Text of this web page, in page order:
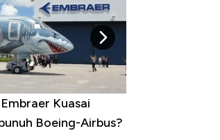
Kuasai
Boeing-Airbus?